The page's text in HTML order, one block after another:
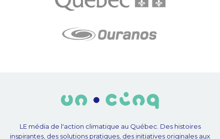
LE média de l'action climatique au Québec. Des histoires
inspirantes, des solutions pratiques, des initiatives originales aux